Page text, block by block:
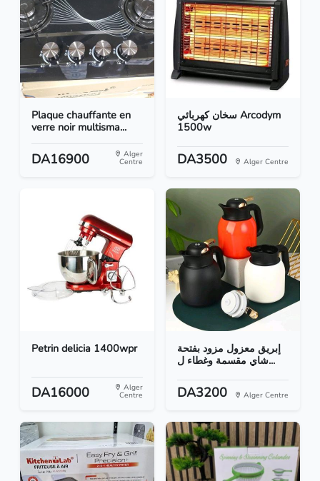
Plaque chauffante en
verre noir multisma...
DA16900 Alger
Centre
سخان كهربائي Arcodym
1500w
DA3500 Alger Centre
Petrin delicia 1400wpr
DA16000 Alger
Centre
إبريق معزول مزود بفتحة
شاي مقسمة وغطاء ل...
DA3200 Alger Centre